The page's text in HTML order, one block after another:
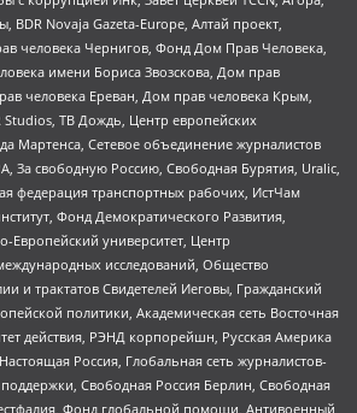
Novaja Gazeta-Europe, Алтай проект,
человека Чернигов, Фонд Дом Прав Человека,
имени Бориса Звозскова, Дом прав
человека Ереван, Дом прав человека Крым,
Studios, ТВ Дождь, Центр европейских
Мартенса, Сетевое объединение журналистов
За свободную Россию, Свободная Бурятия, Uralic,
федерация транспортных рабочих, ИстЧам
Фонд Демократического Развития,
Европейский университет, Центр
исследований, Общество
и трактатов Свидетелей Иеговы, Гражданский
политики, Академическая сеть Восточная
действия, РЭНД корпорейшн, Русская Америка
Россия, Глобальная сеть журналистов-
поддержки, Свободная Россия Берлин, Свободная
Фонд глобальной помощи, Антивоенный